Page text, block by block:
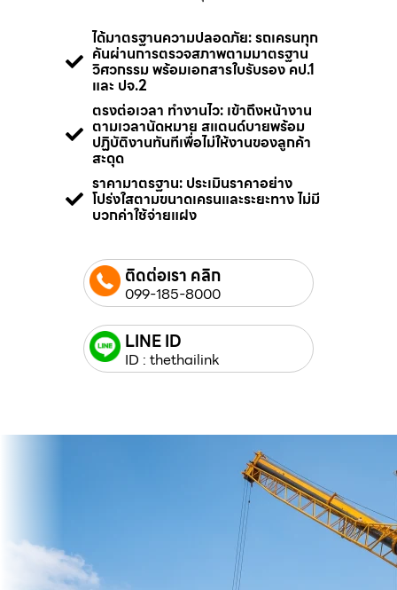
ได้มาตรฐานความปลอดภัย: รถเครนทุก
คันผ่านการตรวจสภาพตามมาตรฐาน
วิศวกรรม พร้อมเอกสารใบรับรอง คป.1
และ ปจ.2
ตรงต่อเวลา ทำงานไว: เข้าถึงหน้างาน
ตามเวลานัดหมาย สแตนด์บายพร้อม
ปฏิบัติงานทันทีเพื่อไม่ให้งานของลูกค้า
สะดุด
ราคามาตรฐาน: ประเมินราคาอย่าง
โปร่งใสตามขนาดเครนและระยะทาง ไม่มี
บวกค่าใช้จ่ายแฝง
ติดต่อเรา คลิก
099-185-8000
LINE ID
ID : thethailink